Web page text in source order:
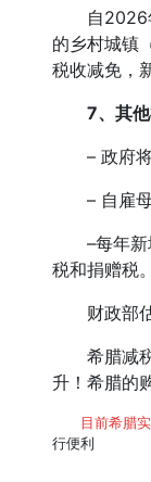
自2026年
的乡村城镇
税收减免，
7、其
– 政府将
– 自雇母
–每年新增
税和捐赠税。
财政部估
希腊减税
升！希腊的
目前希腊
行便利